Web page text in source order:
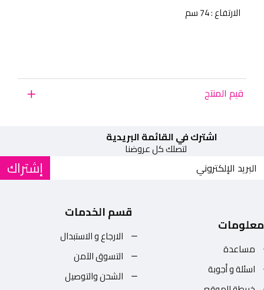
الارتفاع : 74 سم
قيم المنتج
اشترك في القائمة البريدية
لتصلك كل عروضنا
إشتراك
معلومات
مساعدة
اسئلة و أجوبة
قسم الخدمات
الارجاع و الاستبدال
التسوق الآمن
الشحن والتوصيل